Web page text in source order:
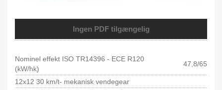
Ingen PDF tilgængelig
Nominel effekt ISO TR14396 - ECE R120
(kW/hk)
47,8/65
12x12 30 km/t- mekanisk vendegear